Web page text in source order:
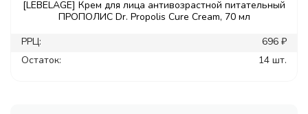
[LEBELAGE] Крем для лица антивозрастной питательный
ПРОПОЛИС Dr. Propolis Cure Cream, 70 мл
РРЦ:
696 ₽
Остаток:
14 шт.